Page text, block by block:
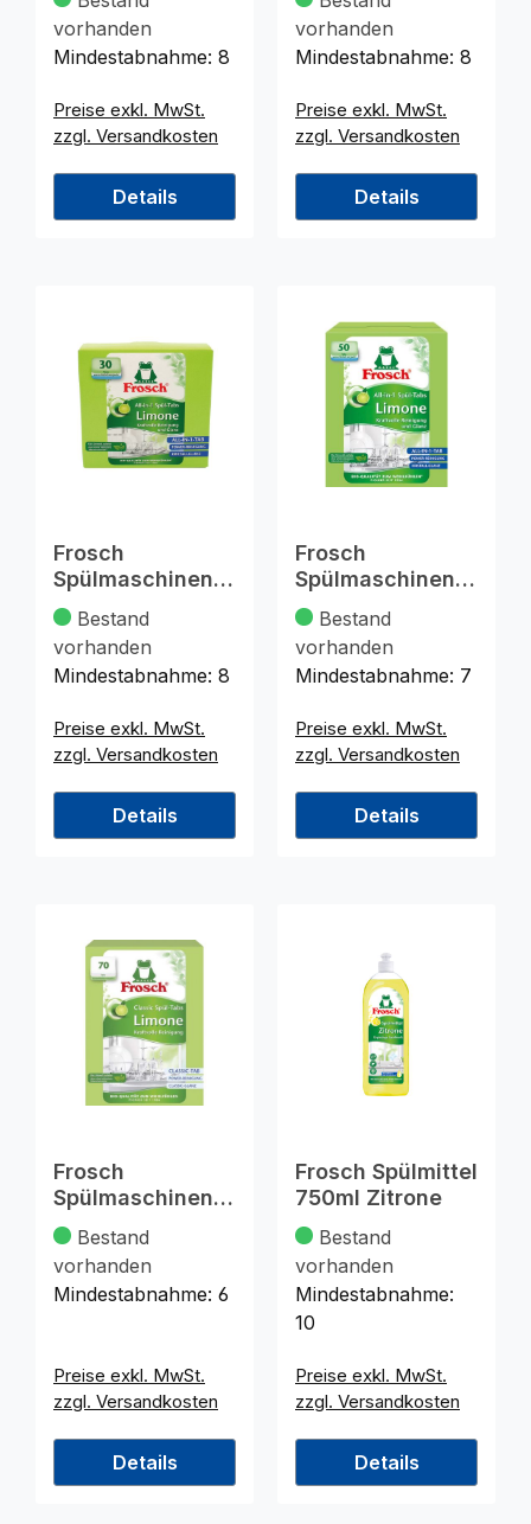
vorhanden
Mindestabnahme: 8
Preise exkl. MwSt.
zzgl. Versandkosten
Details
vorhanden
Mindestabnahme: 8
Preise exkl. MwSt.
zzgl. Versandkosten
Details
Frosch
Spülmaschinenta
bs 30er Limone
Bestand
vorhanden
Mindestabnahme: 8
Preise exkl. MwSt.
zzgl. Versandkosten
Details
Frosch
Spülmaschinenta
bs 50er Limone
Bestand
vorhanden
Mindestabnahme: 7
Preise exkl. MwSt.
zzgl. Versandkosten
Details
Frosch
Spülmaschinenta
bs Classic
Limone 70er
Bestand
vorhanden
Mindestabnahme: 6
Preise exkl. MwSt.
zzgl. Versandkosten
Details
Frosch Spülmittel
750ml Zitrone
Bestand
vorhanden
Mindestabnahme:
10
Preise exkl. MwSt.
zzgl. Versandkosten
Details